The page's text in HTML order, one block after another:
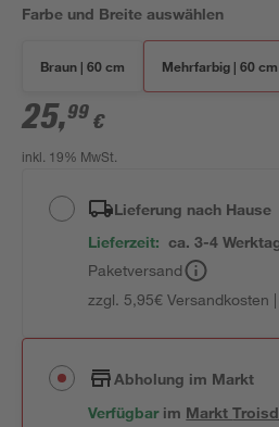
Farbe und Breite auswählen
Braun | 60 cm Mehrfarbig | 60 cm
25,99 €
inkl. 19% MwSt.
Lieferung nach Hause
Lieferzeit: ca. 3-4
Paketversand
zzgl. 5,95€ Versandkosten |
Abholung im Markt
Verfügbar im Markt